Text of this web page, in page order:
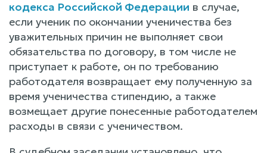
кодекса Российской Федерации в случае,
если ученик по окончании ученичества без
уважительных причин не выполняет свои
обязательства по договору, в том числе не
приступает к работе, он по требованию
работодателя возвращает ему полученную за
время ученичества стипендию, а также
возмещает другие понесенные работодателем
расходы в связи с ученичеством.